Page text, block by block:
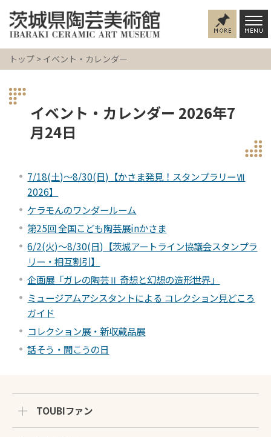
トップ > イベント・カレンダー
イベント・カレンダー 2026年7
月24日
7/18(土)～8/30(日)【かさま発見！スタンプラリーⅦ
2026】
ケラモんのワンダールーム
第25回 全国こども陶芸展inかさま
6/2(火)～8/30(日)【茨城アートライン協議会スタンプラ
リー・相互割引】
企画展「ガレの陶芸Ⅱ 奇想と幻想の造形世界」
ミュージアムアシスタントによる コレクション見どころ
ガイド
コレクション展・新収蔵品展
話そう・聞こうの日
TOUBIファン